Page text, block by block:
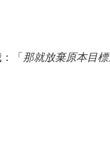
「 那就放棄原本目